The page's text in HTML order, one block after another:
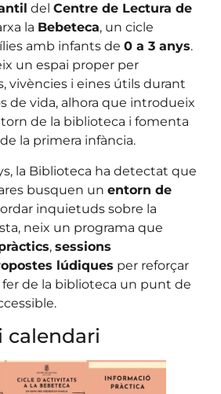
del Centre de Lectura de
la Bebeteca, un cicle
amb infants de 0 a 3 anys.
un espai proper per
vivències i eines útils durant
de vida, alhora que introdueix
de la biblioteca i fomenta
la primera infància.
la Biblioteca ha detectat que
busquen un entorn de
inquietuds sobre la
neix un programa que
, sessions
lúdiques per reforçar
de la biblioteca un punt de
calendari